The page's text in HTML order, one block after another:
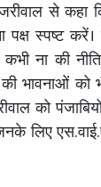
से कहा
स्पष्ट करें।
ना की
की भावनाओं को
को
लिए